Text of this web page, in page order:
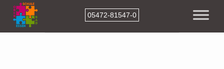
05472-81547-0
Events Zeugniskonferenzen 10b